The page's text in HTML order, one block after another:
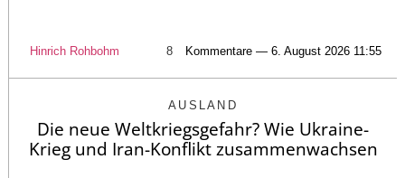
Hinrich Rohbohm 8 Kommentare — 6. August 2026 11:55
AUSLAND
Die neue Weltkriegsgefahr? Wie Ukraine-
Krieg und Iran-Konflikt zusammenwachsen